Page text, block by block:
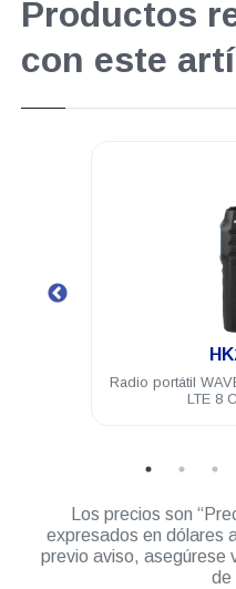
Productos
con este
Radio portátil
LTE 8
Los precios son
expresados en dólares
previo aviso, asegúrese
de